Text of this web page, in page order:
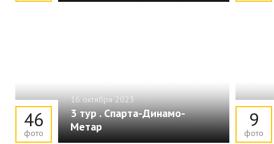
16 октября 2023
3 тур . Спарта-Динамо-
Метар
46
фото
9
фото